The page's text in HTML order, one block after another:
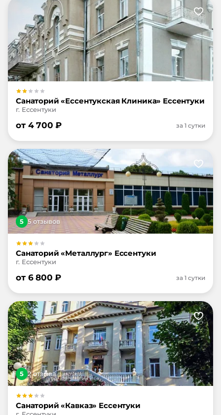
Санаторий «Ессентукская Клиника» Ессентуки
г. Ессентуки
от 4 700 ₽ за 1 сутки
5 5отзывов
Санаторий «Металлург» Ессентуки
г. Ессентуки
от 6 800 ₽ за 1 сутки
5 2отзыва
Санаторий «Кавказ» Ессентуки